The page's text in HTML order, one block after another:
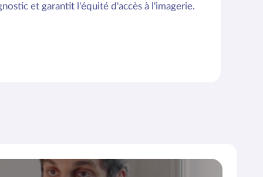
et garantit l'équité d'accès à l'imagerie.